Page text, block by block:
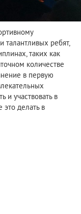
ребят,
таких как
количестве
в первую
и участвовать в
делать в